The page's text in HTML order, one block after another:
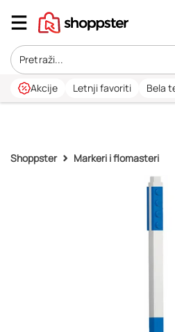
Akcije Letnji favoriti Bela
Shoppster Markeri i flomasteri